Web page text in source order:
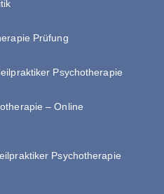
Prüfung
Psychotherapie
– Online
Psychotherapie